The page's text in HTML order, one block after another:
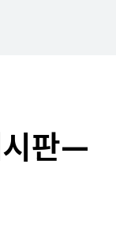
시판—